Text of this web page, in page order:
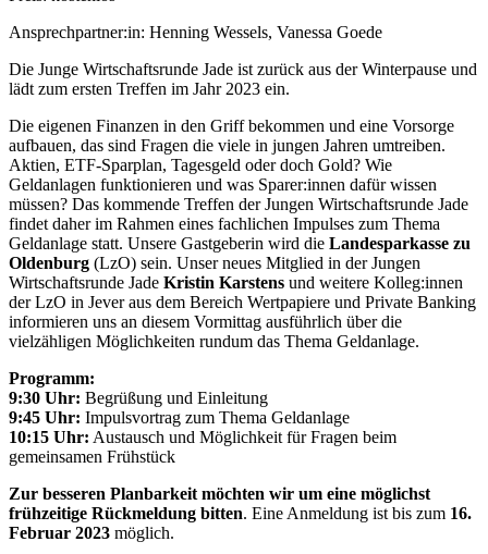
Ansprechpartner:in: Henning Wessels, Vanessa Goede
Die Junge Wirtschaftsrunde Jade ist zurück aus der Winterpause und
lädt zum ersten Treffen im Jahr 2023 ein.
Die eigenen Finanzen in den Griff bekommen und eine Vorsorge
aufbauen, das sind Fragen die viele in jungen Jahren umtreiben.
Aktien, ETF-Sparplan, Tagesgeld oder doch Gold? Wie
Geldanlagen funktionieren und was Sparer:innen dafür wissen
müssen? Das kommende Treffen der Jungen Wirtschaftsrunde Jade
findet daher im Rahmen eines fachlichen Impulses zum Thema
Geldanlage statt. Unsere Gastgeberin wird die Landesparkasse zu
Oldenburg (LzO) sein. Unser neues Mitglied in der Jungen
Wirtschaftsrunde Jade Kristin Karstens und weitere Kolleg:innen
der LzO in Jever aus dem Bereich Wertpapiere und Private Banking
informieren uns an diesem Vormittag ausführlich über die
vielzähligen Möglichkeiten rundum das Thema Geldanlage.
Programm:
9:30 Uhr: Begrüßung und Einleitung
9:45 Uhr: Impulsvortrag zum Thema Geldanlage
10:15 Uhr: Austausch und Möglichkeit für Fragen beim
gemeinsamen Frühstück
Zur besseren Planbarkeit möchten wir um eine möglichst
frühzeitige Rückmeldung bitten. Eine Anmeldung ist bis zum 16.
Februar 2023 möglich.